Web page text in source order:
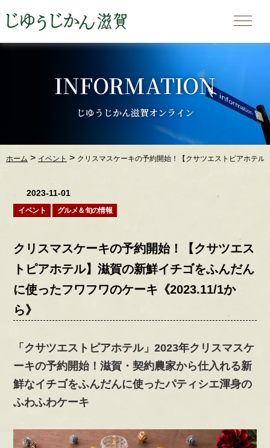
INFORMATION
じゆうじかん滋賀オンライン
ホーム > イベント > クリスマスケーキの予約開始！【クサツエストピアホテ
2023-11-01
イベント グルメ＆旬の情報
クリスマスケーキの予約開始！【クサツエス
トピアホテル】滋賀の新鮮イチゴをふんだん
に使ったフワフワのケーキ《2023.11/1か
ら》
「クサツエストピアホテル」2023年クリスマスケ
ーキの予約開始！滋賀・契約農家から仕入れる新
鮮なイチゴをふんだんに使ったパティシエ渾身の
ふわふわケーキ